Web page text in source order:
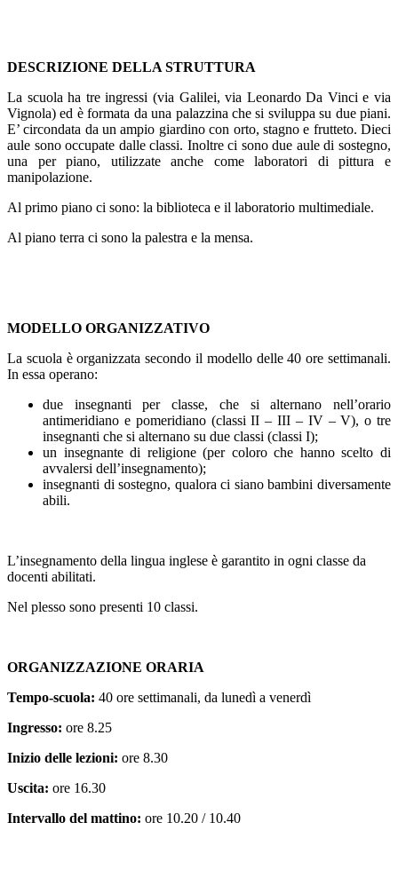
DESCRIZIONE DELLA STRUTTURA
La scuola ha tre ingressi (via Galilei, via Leonardo Da Vinci e via
Vignola) ed è formata da una palazzina che si sviluppa su due piani.
E’ circondata da un ampio giardino con orto, stagno e frutteto. Dieci
aule sono occupate dalle classi. Inoltre ci sono due aule di sostegno,
una per piano, utilizzate anche come laboratori di pittura e
manipolazione.
Al primo piano ci sono: la biblioteca e il laboratorio multimediale.
Al piano terra ci sono la palestra e la mensa.
MODELLO ORGANIZZATIVO
La scuola è organizzata secondo il modello delle 40 ore settimanali.
In essa operano:
due insegnanti per classe, che si alternano nell’orario
antimeridiano e pomeridiano (classi II – III – IV – V), o tre
insegnanti che si alternano su due classi (classi I);
un insegnante di religione (per coloro che hanno scelto di
avvalersi dell’insegnamento);
insegnanti di sostegno, qualora ci siano bambini diversamente
abili.
L’insegnamento della lingua inglese è garantito in ogni classe da
docenti abilitati.
Nel plesso sono presenti 10 classi.
ORGANIZZAZIONE ORARIA
Tempo-scuola: 40 ore settimanali, da lunedì a venerdì
Ingresso: ore 8.25
Inizio delle lezioni: ore 8.30
Uscita: ore 16.30
Intervallo del mattino: ore 10.20 / 10.40